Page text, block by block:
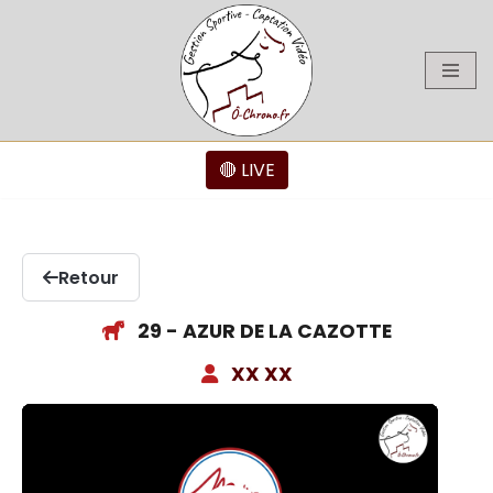
🔴 LIVE
Retour
29 - AZUR DE LA CAZOTTE
XX XX